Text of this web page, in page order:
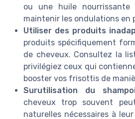
ou une huile nourrissante
maintenir les ondulations en
Utiliser des produits
produits spécifiquement
de cheveux. Consultez la
privilégiez ceux qui
booster vos frisottis de
Surutilisation du
cheveux trop souvent
naturelles nécessaires à